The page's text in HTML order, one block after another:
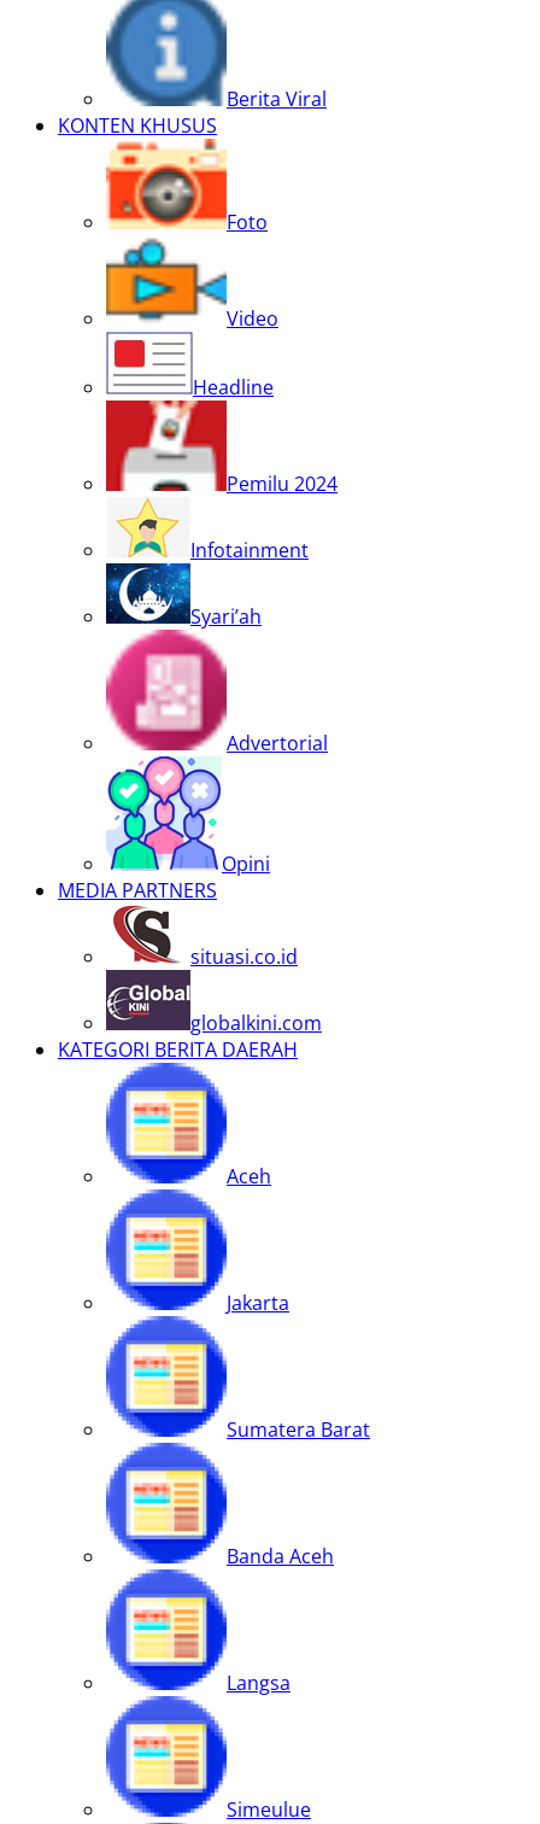
Berita Viral
KONTEN KHUSUS
Foto
Video
Headline
Pemilu 2024
Infotainment
Syari’ah
Advertorial
Opini
MEDIA PARTNERS
situasi.co.id
globalkini.com
KATEGORI BERITA DAERAH
Aceh
Jakarta
Sumatera Barat
Banda Aceh
Langsa
Simeulue